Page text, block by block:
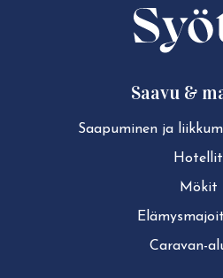
Saavu &
Saapuminen ja
Hotellit
Mökit
Caravan-